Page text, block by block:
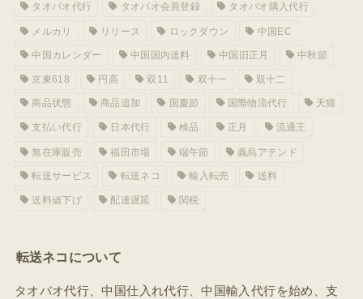
タオバオ代行 タオバオ会員登録 タオバオ購入代行
メルカリ リリース ロックダウン 中国EC
中国カレンダー 中国国内送料 中国旧正月 中秋節
京東618 円高 双11 双十一 双十二
商品状態 商品追加 国慶節 国際物流代行 天猫
支払い代行 日本代行 検品 正月 流通王
無在庫販売 福田市場 端午節 義烏アテンド
転送サービス 転送ネコ 輸入転売 送料
送料値下げ 配達遅延 関税
転送ネコについて
タオバオ代行、中国仕入れ代行、中国輸入代行を始め、支